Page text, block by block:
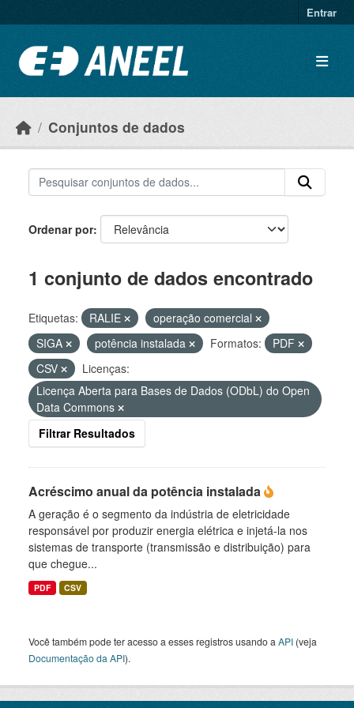
Entrar
Conjuntos de dados
Ordenar por
1 conjunto de dados encontrado
Etiquetas: RALIE
operação comercial
SIGA
potência instalada Formatos:
PDF
CSV
Licenças:
Licença Aberta para Bases de Dados (ODbL) do Open
Data Commons
Filtrar Resultados
Acréscimo anual da potência instalada
A geração é o segmento da indústria de eletricidade
responsável por produzir energia elétrica e injetá-la nos
sistemas de transporte (transmissão e distribuição) para
que chegue...
PDF CSV
Você também pode ter acesso a esses registros usando a API (veja
Documentação da API).